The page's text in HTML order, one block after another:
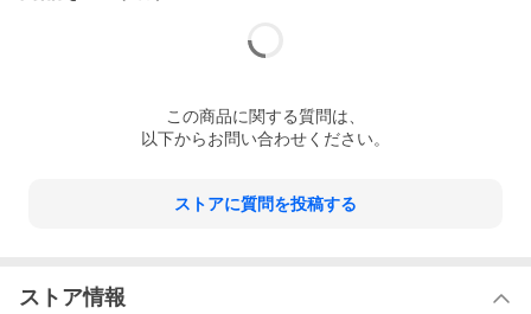
この商品に関する質問は、
以下からお問い合わせください。
ストアに質問を投稿する
ストア情報